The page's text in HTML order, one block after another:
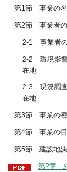
第1節 事業の
第2節 事業者の
2-1 事業者の
2-2 環境影響
在地
2-3 現況調査
在地
第3節 事業の
第4節 事業の
第5節 建設地
第2章